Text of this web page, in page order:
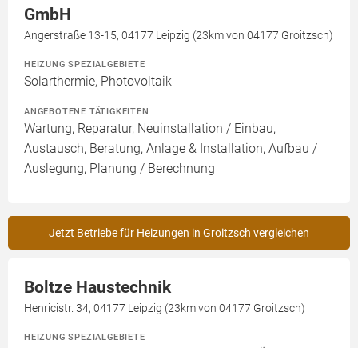
GmbH
Angerstraße 13-15, 04177 Leipzig (23km von 04177 Groitzsch)
HEIZUNG SPEZIALGEBIETE
Solarthermie, Photovoltaik
ANGEBOTENE TÄTIGKEITEN
Wartung, Reparatur, Neuinstallation / Einbau,
Austausch, Beratung, Anlage & Installation, Aufbau /
Auslegung, Planung / Berechnung
Jetzt Betriebe für Heizungen in Groitzsch vergleichen
Boltze Haustechnik
Henricistr. 34, 04177 Leipzig (23km von 04177 Groitzsch)
HEIZUNG SPEZIALGEBIETE